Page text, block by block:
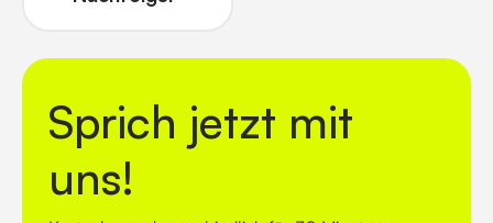
Sprich jetzt mit
uns!